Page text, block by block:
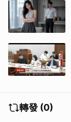
轉發 (0)